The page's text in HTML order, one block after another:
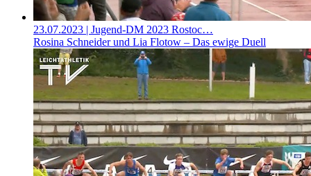
23.07.2023 | Jugend-DM 2023 Rostoc…
Rosina Schneider und Lia Flotow – Das ewige Duell